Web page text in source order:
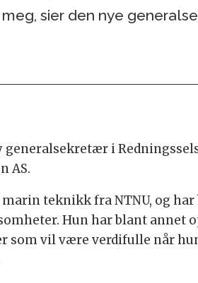
sier den nye
generalsekretær i
AS.
teknikk fra NTNU, og
Hun har blant annet
som vil være verdifulle når